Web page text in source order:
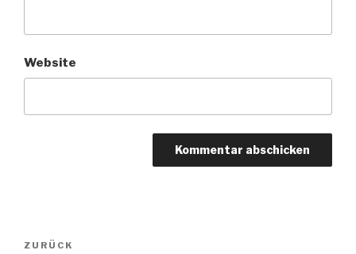
Website
Beitragsnavigation
Vorheriger
ZURÜCK